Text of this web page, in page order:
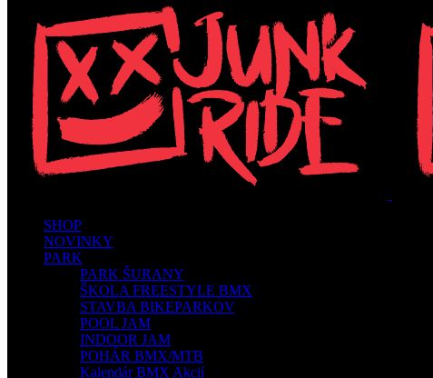
SHOP
NOVINKY
PARK
PARK ŠURANY
ŠKOLA FREESTYLE BMX
STAVBA BIKEPARKOV
POOL JAM
INDOOR JAM
POHÁR BMX/MTB
Kalendár BMX Akcií